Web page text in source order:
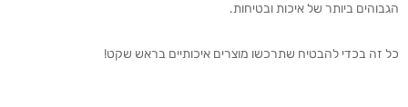
הגבוהים ביותר של איכות ובטיחות.
כל זה בכדי להבטיח שתרכשו מוצרים איכותיים בראש שקט!